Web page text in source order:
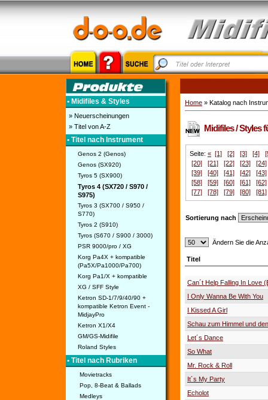
• Midifiles & Styles
» Neuerscheinungen
» Titel von A-Z
• Titel nach Instrument
Genos 2 (Genos)
Genos (SX920)
Tyros 5 (SX900)
Tyros 4 (SX720 / S970 /
S975)
Tyros 3 (SX700 / S950 /
S770)
Tyros 2 (S910)
Tyros (S670 / S900 / 3000)
PSR 9000/pro / XG
Korg Pa4X + kompatible
(Pa5X/Pa1000/Pa700)
Korg Pa1/X + kompatible
XG / SFF Style
Ketron SD-1/7/9/40/90 +
kompatible Ketron Event -
MidjayPro
Ketron X1/X4
GM/GS-Midifile
Roland Styles
• Titel nach Rubriken
Movietracks
Pop, 8-Beat & Ballads
Medleys
Home » Katalog nach
Midifiles / Styles
Seite: « [1] [2] [3] [4]
[20]
[21] [22] [23]
[24]
[39]
[40] [41] [42]
[43]
[58]
[59] [60] [61] [62]
[77]
[78] [79] [80] [81]
Sortierung nach
Ändern Sie die
Titel
Can´t Help Falling In Love
I Only Wanna Be With You
I Kissed A Girl
Schau zum Himmel und
Let´s Dance
So What
Mr. Rock & Roll
It´s My Party
Echolot